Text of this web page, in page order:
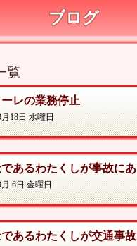
ブログ
覧
レの業務停止
月18日 水曜日
月 6日 金曜日